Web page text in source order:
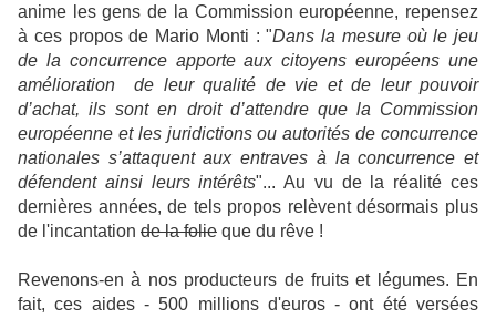
anime les gens de la Commission européenne, repensez
à ces propos de Mario Monti : "Dans la mesure où le jeu
de la concurrence apporte aux citoyens européens une
amélioration de leur qualité de vie et de leur pouvoir
d’achat, ils sont en droit d’attendre que la Commission
européenne et les juridictions ou autorités de concurrence
nationales s’attaquent aux entraves à la concurrence et
défendent ainsi leurs intérêts"... Au vu de la réalité ces
dernières années, de tels propos relèvent désormais plus
de l'incantation de la folie que du rêve !
Revenons-en à nos producteurs de fruits et légumes. En
fait, ces aides - 500 millions d'euros - ont été versées